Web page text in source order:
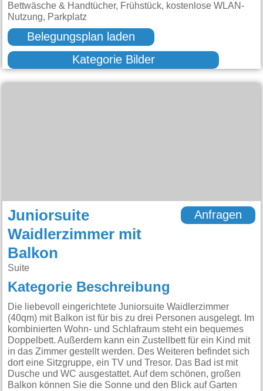
Bettwäsche & Handtücher, Frühstück, kostenlose WLAN-
Nutzung, Parkplatz
Belegungsplan laden
Kategorie Bilder
Juniorsuite
Waidlerzimmer mit
Balkon
Suite
Anfragen
Kategorie Beschreibung
Die liebevoll eingerichtete Juniorsuite Waidlerzimmer
(40qm) mit Balkon ist für bis zu drei Personen ausgelegt. Im
kombinierten Wohn- und Schlafraum steht ein bequemes
Doppelbett. Außerdem kann ein Zustellbett für ein Kind mit
in das Zimmer gestellt werden. Des Weiteren befindet sich
dort eine Sitzgruppe, ein TV und Tresor. Das Bad ist mit
Dusche und WC ausgestattet. Auf dem schönen, großen
Balkon können Sie die Sonne und den Blick auf Garten